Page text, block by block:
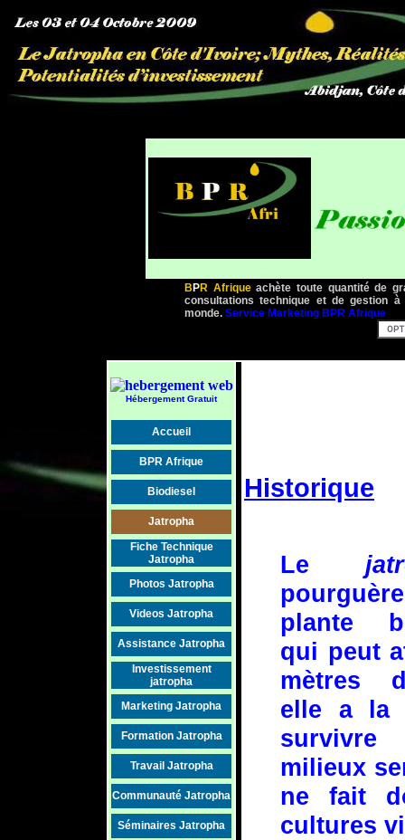
B PR Afriqueachète toute quantité de
consultations technique et de gestion
monde. Service Marketing BPR Afrique
Hébergement Gratuit
Accueil
BPR Afrique
Biodiesel
Jatropha
Fiche Technique
Jatropha
Photos Jatropha
Videos Jatropha
Assistance Jatropha
Investissement
jatropha
Marketing Jatropha
Formation Jatropha
Travail Jatropha
Communauté Jatropha
Séminaires Jatropha
Historique
Le
plante
qui peut
mètres
elle a la
milieux
ne fait
cultures